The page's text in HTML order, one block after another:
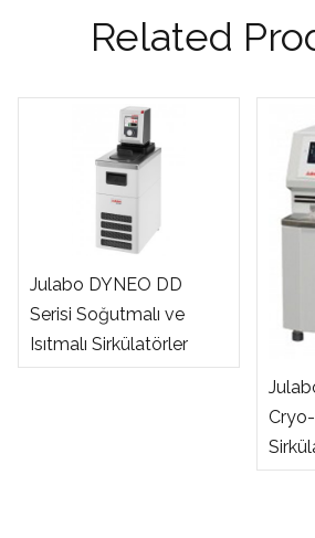
Related
Julabo DYNEO DD
Serisi Soğutmalı ve
Isıtmalı Sirkülatörler